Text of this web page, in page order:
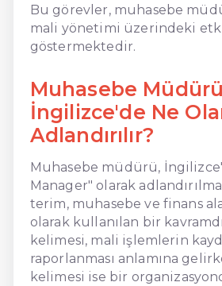
Bu görevler, muhasebe
mali yönetimi üzerindeki
göstermektedir.
Muhasebe Müdürü
İngilizce'de Ne
Adlandırılır?
Muhasebe müdürü,
Manager" olarak
terim, muhasebe ve finans
olarak kullanılan bir
kelimesi, mali işlemlerin
raporlanması anlamına
kelimesi ise bir